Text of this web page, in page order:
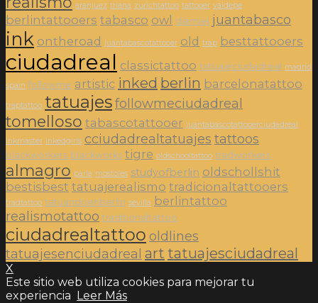
aranjuez triana zurichtattoo tattooer valdepe
berlintattooers tabasco owl daimiel juantabasco
ink ontheroad juantabascotattooer old trap besttattooers
ciudadreal classictattoo tatuajeciudadreal
madrid
spain followme artistic inked berlin barcelonatattoo
traptattoo tatuajesfollowmeciudadreal
tomelloso tabascotattooer juantabascotattooerciudadreal
inkmaster inkedgirls cciudadrealtatuajes tattoos
blackworkers blackworks tigre oldschooltattoo tradworkers
almagro parla mostoles studyofberlin oldschollshit
bestisbest tatuajerealismo tradicionaltattooers
tradtattoo tatuandoenberlin sevilla berlintattoo
realismotattoo traditionaltattoo
ciudadrealtattoo oldlines
tatuajesenciudadreal art tatuajesciudadreal
X
Este sitio web utiliza cookies para mejorar tu
experiencia Leer Más